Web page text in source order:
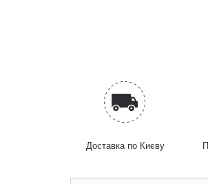
Доставка по Києву